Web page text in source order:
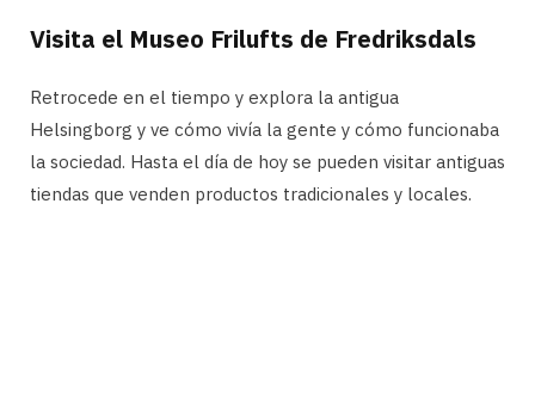
Visita el Museo Frilufts de Fredriksdals
Retrocede en el tiempo y explora la antigua
Helsingborg y ve cómo vivía la gente y cómo funcionaba
la sociedad. Hasta el día de hoy se pueden visitar antiguas
tiendas que venden productos tradicionales y locales.